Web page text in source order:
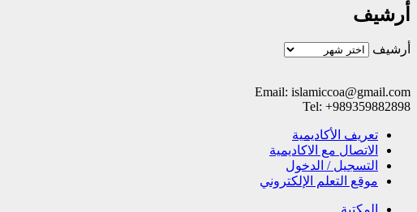
أرشيف
أرشيف
Email: islamiccoa@gmail.com
Tel: +989359882898
تعریف الأکادیمیة
الاتصال مع الاکادیمیة
التسجیل / الدخول
موقع التعلم الإلکتروني